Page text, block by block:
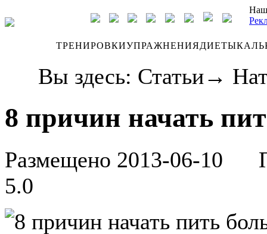
ТРЕНИРОВКИУПРАЖНЕНИЯДИЕТЫ
Вы здесь: Статьи→
8 причин начать
Размещено 2013-06-10
5.0